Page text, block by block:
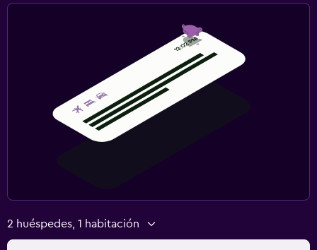
2 huéspedes, 1 habitación